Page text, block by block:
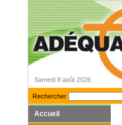
Samedi 8 août 2026
Rechercher
Accueil